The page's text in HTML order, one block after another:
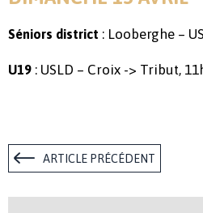
Séniors district : Looberghe –
U19 : USLD – Croix -> Tribut,
ARTICLE PRÉCÉDENT